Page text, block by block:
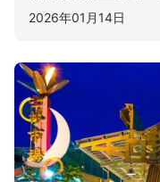
2026年01月14日